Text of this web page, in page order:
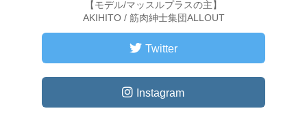
【モデル/マッスルプラスの主】
AKIHITO / 筋肉紳士集団ALLOUT
Twitter
Instagram